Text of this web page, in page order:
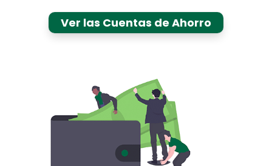
Ver las Cuentas de Ahorro